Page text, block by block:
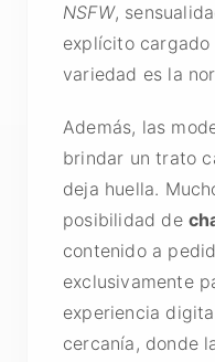
NSFW,
explícito cargado
variedad es la
Además, las
brindar un trato
deja huella.
posibilidad de
contenido a
exclusivamente
experiencia
cercanía, donde